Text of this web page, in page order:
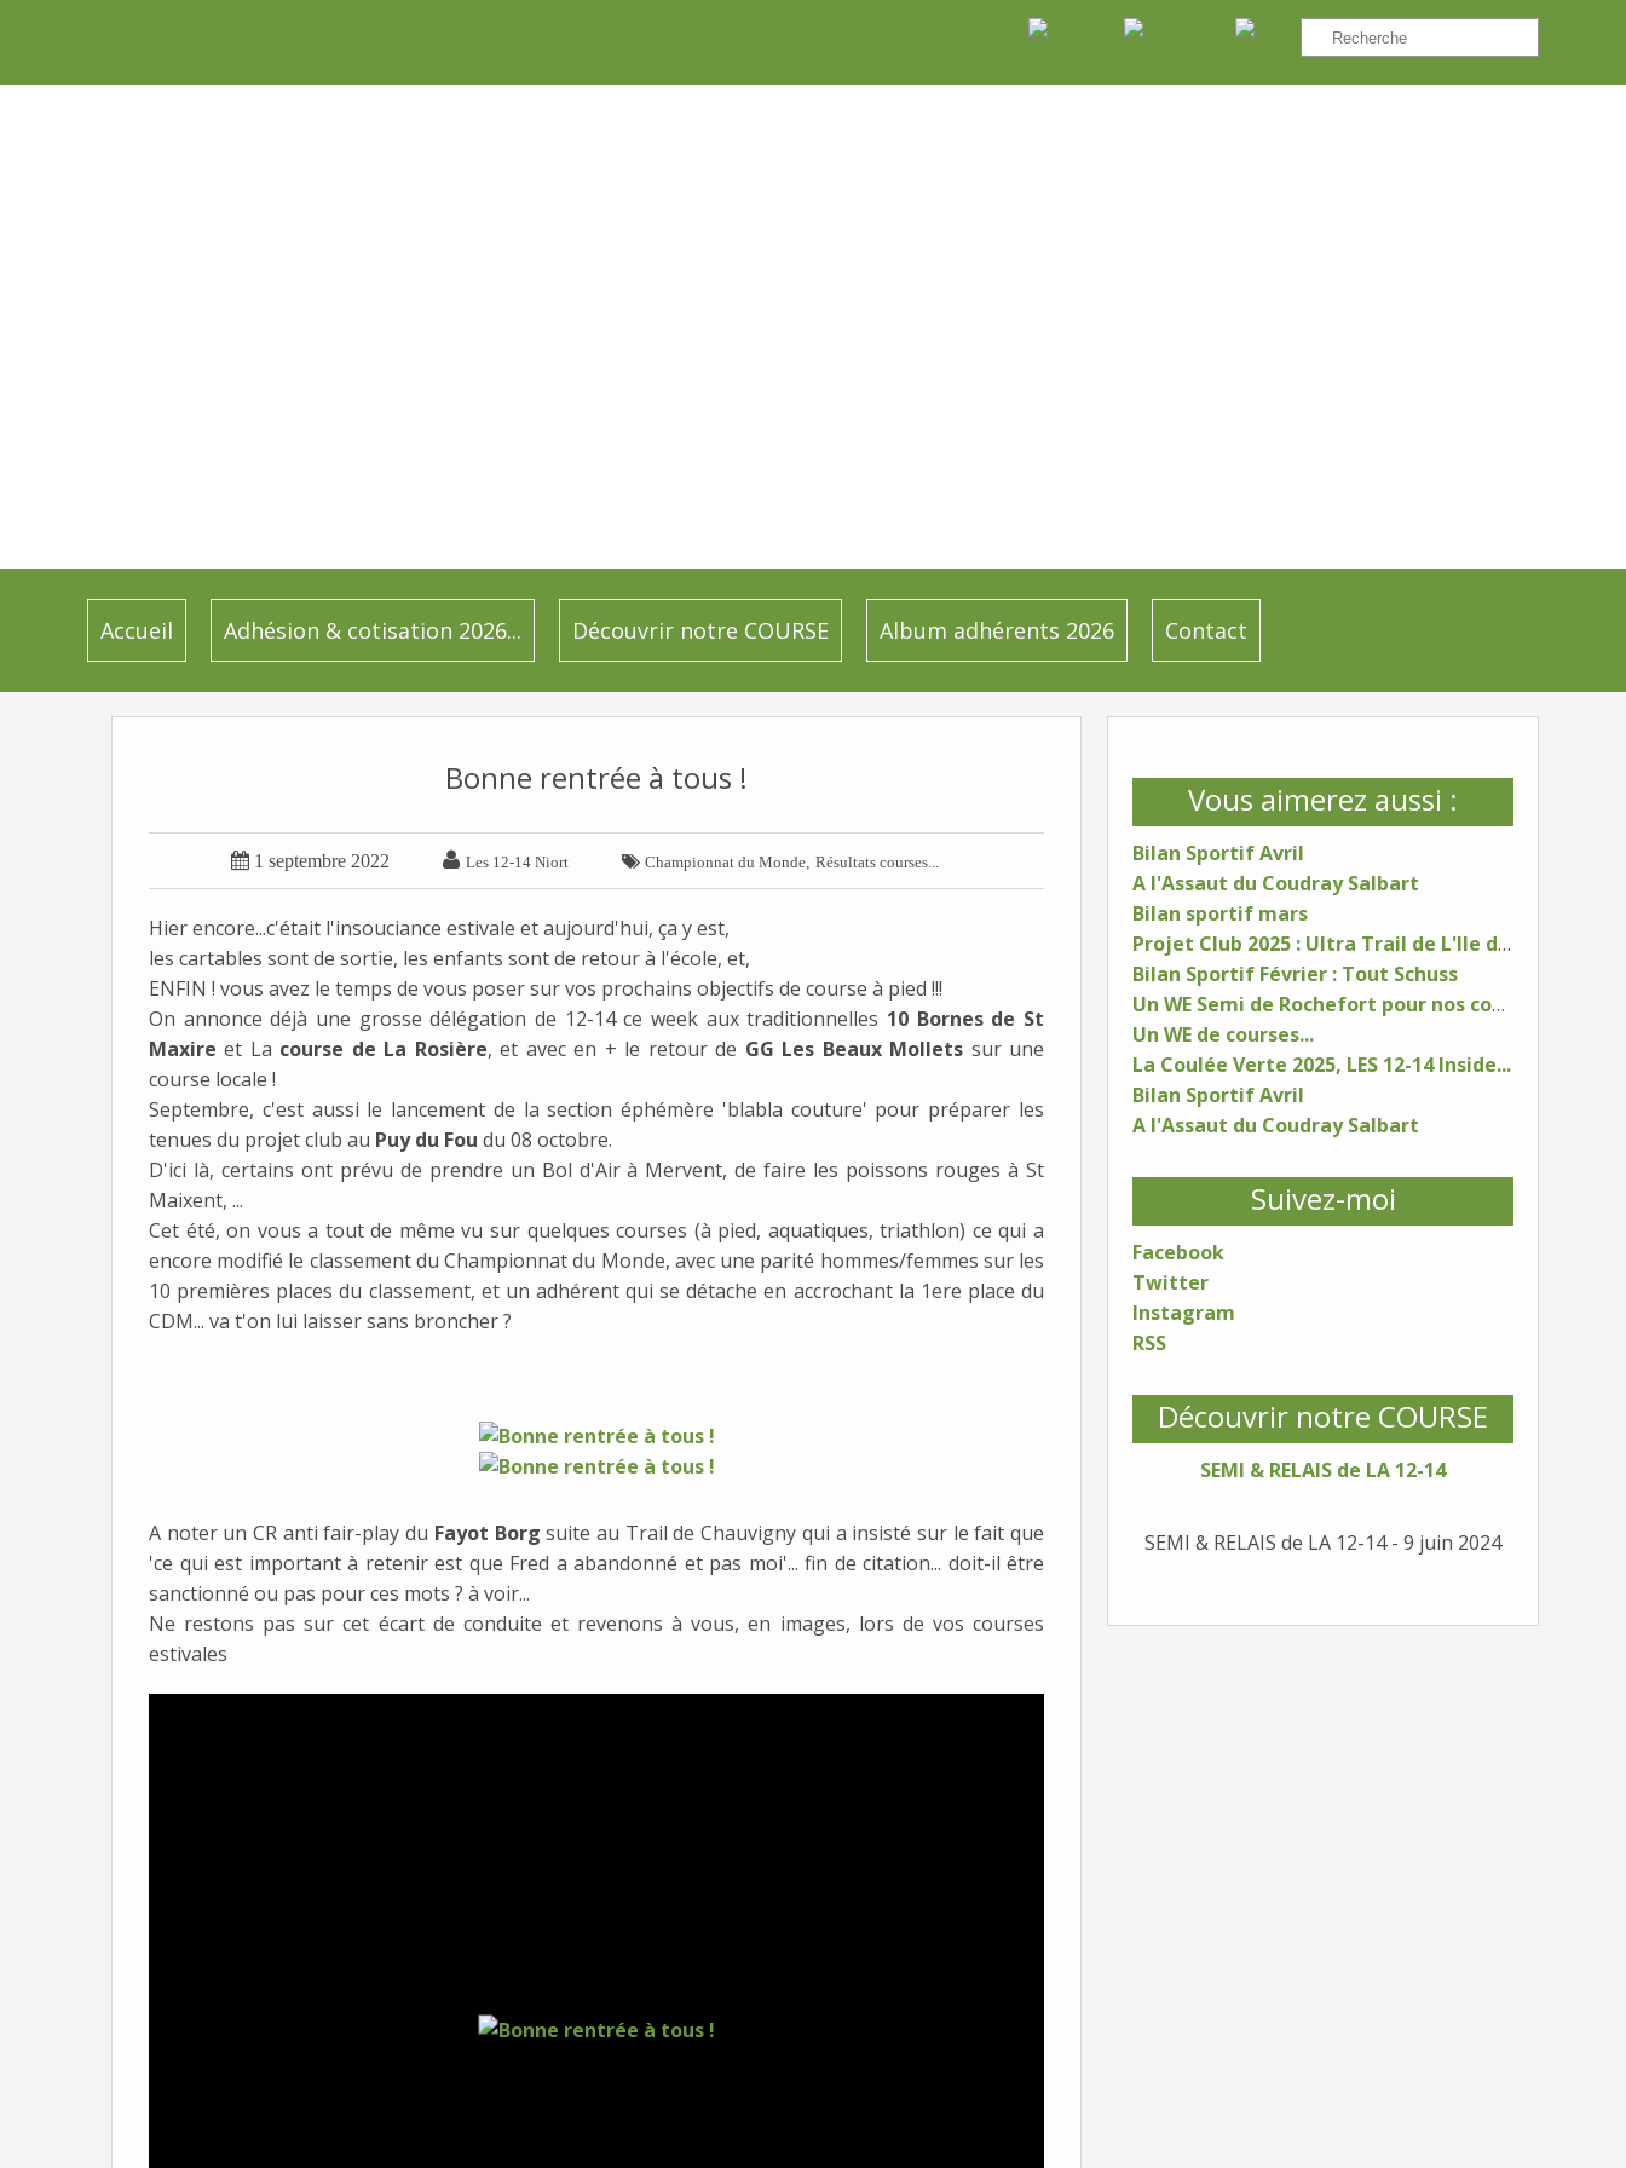
Accueil Adhésion & cotisation 2026... Découvrir notre COURSE Album adhérents 2026 Contact
Vous aimerez aussi :
Bilan Sportif Avril
A l'Assaut du Coudray Salbart
Bilan sportif mars
Projet Club 2025 : Ultra Trail de L'Ile d'Oléron
Bilan Sportif Février : Tout Schuss
Un WE Semi de Rochefort pour nos coureurs
Un WE de courses...
La Coulée Verte 2025, LES 12-14 Inside...
Bilan Sportif Avril
A l'Assaut du Coudray Salbart
Suivez-moi
Facebook
Twitter
Instagram
RSS
Découvrir notre COURSE
SEMI & RELAIS de LA 12-14
SEMI & RELAIS de LA 12-14 - 9 juin 2024
Bonne rentrée à tous !
 1 septembre 2022  Les 12-14 Niort  Championnat du Monde, Résultats courses...
Hier encore...c'était l'insouciance estivale et aujourd'hui, ça y est,
les cartables sont de sortie, les enfants sont de retour à l'école, et,
ENFIN ! vous avez le temps de vous poser sur vos prochains objectifs de course à pied !!!
On annonce déjà une grosse délégation de 12-14 ce week aux traditionnelles 10 Bornes de St
Maxire et La course de La Rosière, et avec en + le retour de GG Les Beaux Mollets sur une
course locale !
Septembre, c'est aussi le lancement de la section éphémère 'blabla couture' pour préparer les
tenues du projet club au Puy du Fou du 08 octobre.
D'ici là, certains ont prévu de prendre un Bol d'Air à Mervent, de faire les poissons rouges à St
Maixent, ...
Cet été, on vous a tout de même vu sur quelques courses (à pied, aquatiques, triathlon) ce qui a
encore modifié le classement du Championnat du Monde, avec une parité hommes/femmes sur les
10 premières places du classement, et un adhérent qui se détache en accrochant la 1ere place du
CDM... va t'on lui laisser sans broncher ?
A noter un CR anti fair-play du Fayot Borg suite au Trail de Chauvigny qui a insisté sur le fait que
'ce qui est important à retenir est que Fred a abandonné et pas moi'... fin de citation... doit-il être
sanctionné ou pas pour ces mots ? à voir...
Ne restons pas sur cet écart de conduite et revenons à vous, en images, lors de vos courses
estivales